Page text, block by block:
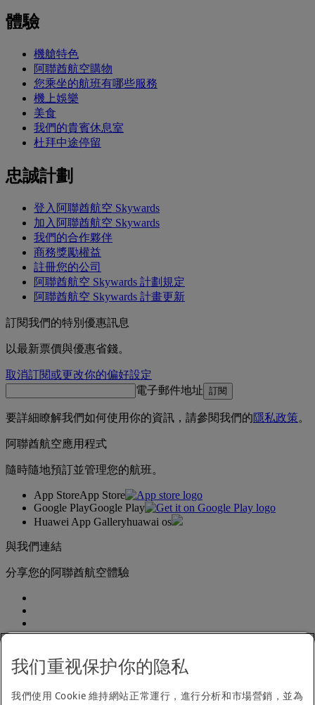
體驗
機艙特色
阿聯酋航空購物
您乘坐的航班有哪些服務
機上娛樂
美食
我們的貴賓休息室
杜拜中途停留
忠誠計劃
登入阿聯酋航空 Skywards
加入阿聯酋航空 Skywards
我們的合作夥伴
商務獎勵權益
註冊您的公司
阿聯酋航空 Skywards 計劃規定
阿聯酋航空 Skywards 計畫更新
訂閱我們的特別優惠訊息
以最新票價與優惠省錢。
取消訂閱或更改你的偏好設定
電子郵件地址 訂閱
要詳細瞭解我們如何使用你的資訊，請參閱我們的隱私政策。
阿聯酋航空應用程式
隨時隨地預訂並管理您的航班。
App StoreApp Store
Google PlayGoogle Play
Huawei App Galleryhuawai os
與我們連結
分享您的阿聯酋航空體驗
無障礙聲明
我们重视保护你的隐私
我們使用 Cookie 維持網站正常運行，進行分析和市場營銷，並為